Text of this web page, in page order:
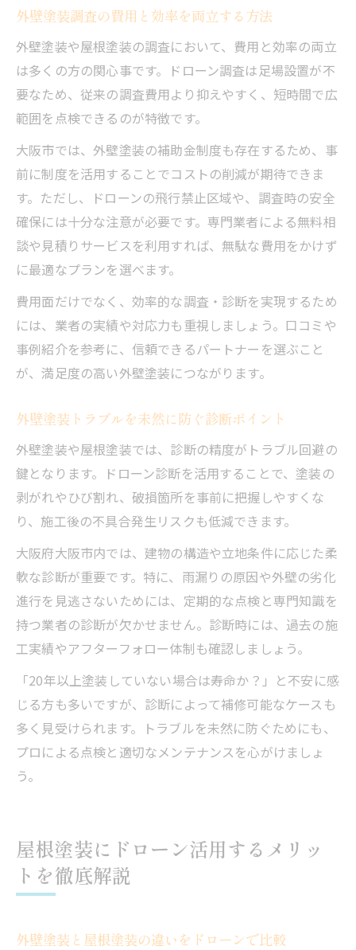
外壁塗装調査の費用と効率を両立する方法
外壁塗装や屋根塗装の調査において、費用と効率の両立
は多くの方の関心事です。ドローン調査は足場設置が不
要なため、従来の調査費用より抑えやすく、短時間で広
範囲を点検できるのが特徴です。
大阪市では、外壁塗装の補助金制度も存在するため、事
前に制度を活用することでコストの削減が期待できま
す。ただし、ドローンの飛行禁止区域や、調査時の安全
確保には十分な注意が必要です。専門業者による無料相
談や見積りサービスを利用すれば、無駄な費用をかけず
に最適なプランを選べます。
費用面だけでなく、効率的な調査・診断を実現するため
には、業者の実績や対応力も重視しましょう。口コミや
事例紹介を参考に、信頼できるパートナーを選ぶこと
が、満足度の高い外壁塗装につながります。
外壁塗装トラブルを未然に防ぐ診断ポイント
外壁塗装や屋根塗装では、診断の精度がトラブル回避の
鍵となります。ドローン診断を活用することで、塗装の
剥がれやひび割れ、破損箇所を事前に把握しやすくな
り、施工後の不具合発生リスクも低減できます。
大阪府大阪市内では、建物の構造や立地条件に応じた柔
軟な診断が重要です。特に、雨漏りの原因や外壁の劣化
進行を見逃さないためには、定期的な点検と専門知識を
持つ業者の診断が欠かせません。診断時には、過去の施
工実績やアフターフォロー体制も確認しましょう。
「20年以上塗装していない場合は寿命か？」と不安に感
じる方も多いですが、診断によって補修可能なケースも
多く見受けられます。トラブルを未然に防ぐためにも、
プロによる点検と適切なメンテナンスを心がけましょ
う。
屋根塗装にドローン活用するメリッ
トを徹底解説
外壁塗装と屋根塗装の違いをドローンで比較